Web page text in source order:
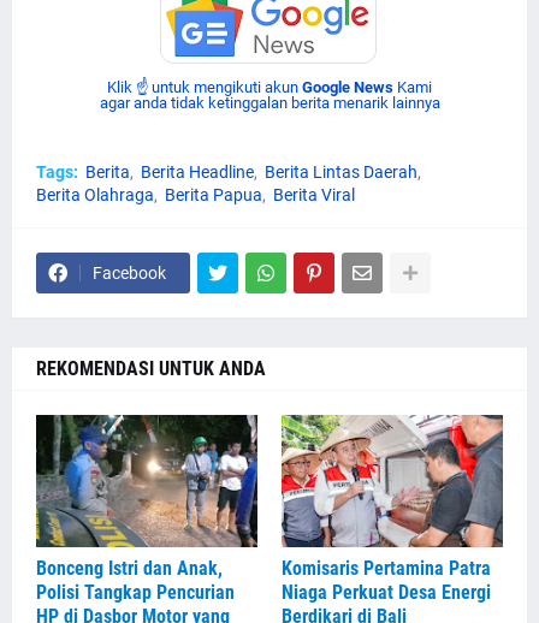
Klik ☝ untuk mengikuti akun Google News Kami
agar anda tidak ketinggalan berita menarik lainnya
Tags: Berita Berita Headline
Berita Lintas Daerah
Berita Olahraga
Berita Papua Berita Viral
Facebook
REKOMENDASI UNTUK ANDA
Bonceng Istri dan Anak,
Polisi Tangkap Pencurian
HP di Dasbor Motor yang
Komisaris Pertamina Patra
Niaga Perkuat Desa Energi
Berdikari di Bali